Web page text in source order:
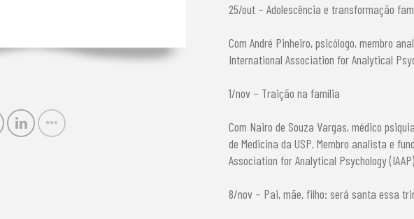
25/out – Adolescência e transformação
Com André Pinheiro, psicólogo, membro
International Association for Analytical
1/nov – Traição na família
Com Nairo de Souza Vargas, médico
de Medicina da USP. Membro analista e
Association for Analytical Psychology
8/nov – Pai, mãe, filho: será santa essa